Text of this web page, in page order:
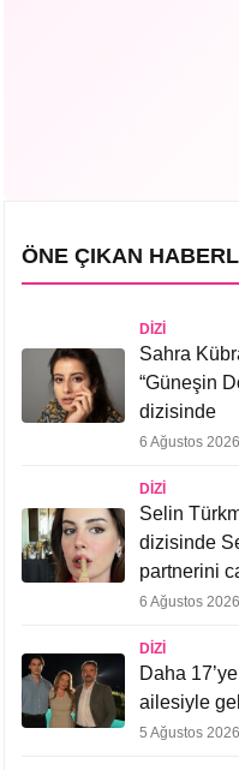
ÖNE ÇIKAN
DIZI
Sahra
“Güneşin
dizisinde
6 Ağustos 2026
DIZI
Selin
dizisinde
partnerini
6 Ağustos 2026
DIZI
Daha
ailesiyle
5 Ağustos 2026